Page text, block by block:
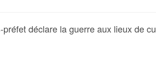
préfet déclare la guerre aux lieux de